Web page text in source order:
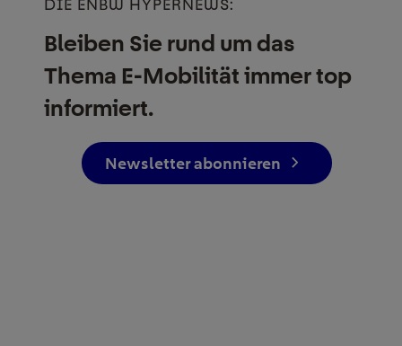
DIE ENBW HYPERNEWS:
Bleiben Sie rund um das
Thema E-Mobilität immer top
informiert.
Newsletter abonnieren